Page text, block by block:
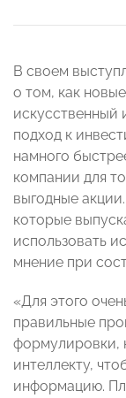
В своем
о том, как
искусственный
подход к
намного
компании для
выгодные
которые
использовать
мнение при
«Для этого
правильные
формулировки,
интеллекту,
информацию.